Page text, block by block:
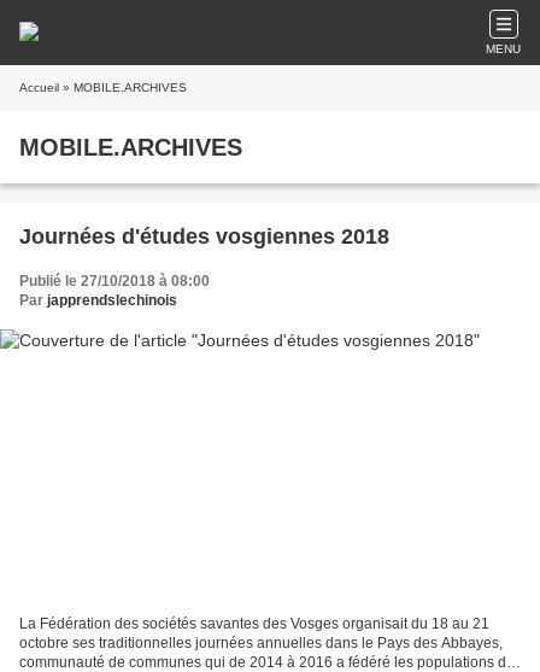
MENU
Accueil » MOBILE.ARCHIVES
MOBILE.ARCHIVES
Journées d'études vosgiennes 2018
Publié le 27/10/2018 à 08:00
Par japprendslechinois
La Fédération des sociétés savantes des Vosges organisait du 18 au 21
octobre ses traditionnelles journées annuelles dans le Pays des Abbayes,
communauté de communes qui de 2014 à 2016 a fédéré les populations de